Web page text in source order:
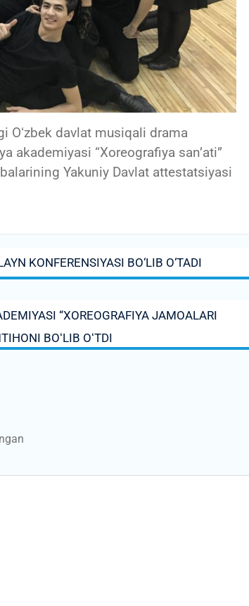
Oʻzbek davlat musiqali drama
akademiyasi “Xoreografiya sanʼati”
Yakuniy Davlat attestatsiyasi
KONFERENSIYASI BO‘LIB O‘TADI
“XOREOGRAFIYA JAMOALARI
BOʻLIB OʻTDI